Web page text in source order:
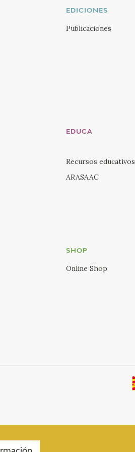
EDICIONES
Publicaciones
SHOP
Online Shop
EDUCA
Recursos educativos
ARASAAC